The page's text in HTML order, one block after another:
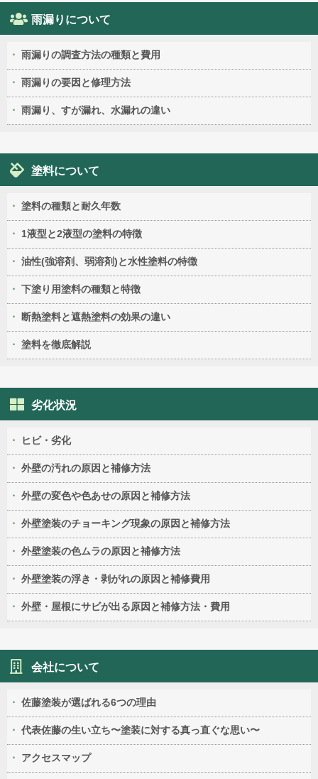
雨漏りについて
雨漏りの調査方法の種類と費用
雨漏りの要因と修理方法
雨漏り、すが漏れ、水漏れの違い
塗料について
塗料の種類と耐久年数
1液型と2液型の塗料の特徴
油性(強溶剤、弱溶剤)と水性塗料の特徴
下塗り用塗料の種類と特徴
断熱塗料と遮熱塗料の効果の違い
塗料を徹底解説
劣化状況
ヒビ・劣化
外壁の汚れの原因と補修方法
外壁の変色や色あせの原因と補修方法
外壁塗装のチョーキング現象の原因と補修方法
外壁塗装の色ムラの原因と補修方法
外壁塗装の浮き・剥がれの原因と補修費用
外壁・屋根にサビが出る原因と補修方法・費用
会社について
佐藤塗装が選ばれる6つの理由
代表佐藤の生い立ち〜塗装に対する真っ直ぐな思い〜
アクセスマップ